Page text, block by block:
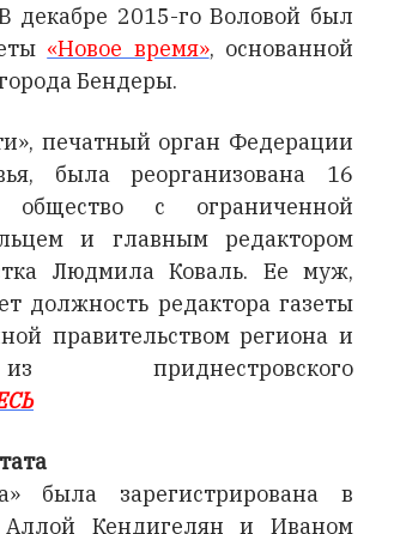
декабре 2015-го Воловой был
«Новое время», основанной
Бендеры.
печатный орган Федерации
была реорганизована 16
с ограниченной
и главным редактором
Людмила Коваль. Ее муж,
должность редактора газеты
правительством региона и
приднестровского
была зарегистрирована в
Кендигелян и Иваном